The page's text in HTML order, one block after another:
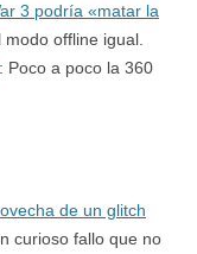
3 podría «matar la
offline igual.
: Poco a poco la 360
de un glitch
curioso fallo que no